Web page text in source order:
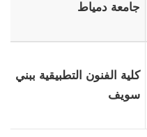
جامعة دمياط
كلية الفنون التطبيقية ببني
سويف